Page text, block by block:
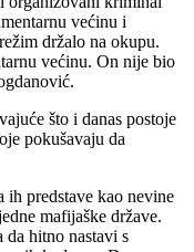
većinu i
držalo na okupu.
većinu. On nije bio
što i danas postoje
pokušavaju da
ih predstave kao nevine
mafijaške države.
da hitno nastavi s